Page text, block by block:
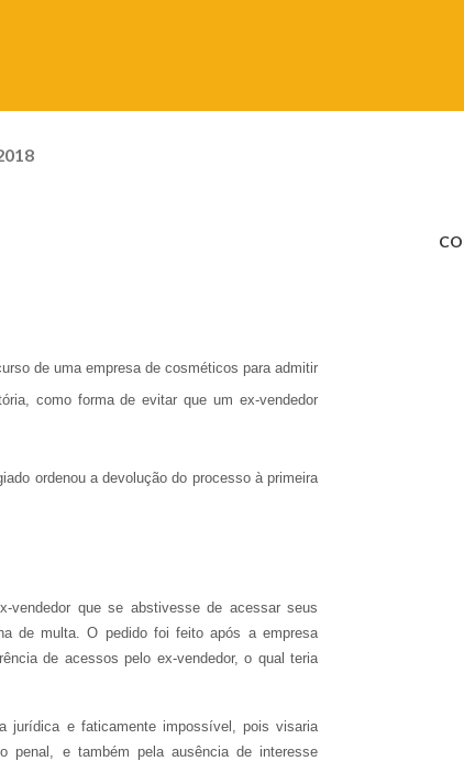
de uma empresa de cosméticos para admitir
como forma de evitar que um ex-vendedor
ordenou a devolução do processo à primeira
vendedor que se abstivesse de acessar seus
de multa. O pedido foi feito após a empresa
de acessos pelo ex-vendedor, o qual teria
jurídica e faticamente impossível, pois visaria
penal, e também pela ausência de interesse